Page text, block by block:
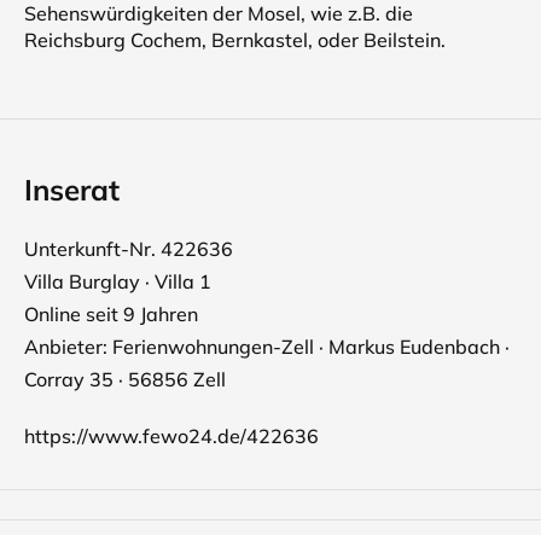
Sehenswürdigkeiten der Mosel, wie z.B. die
Reichsburg Cochem, Bernkastel, oder Beilstein.
Inserat
Unterkunft-Nr. 422636
Villa Burglay · Villa 1
Online seit 9 Jahren
Anbieter: Ferienwohnungen-Zell · Markus Eudenbach ·
Corray 35 · 56856 Zell
https://www.fewo24.de/422636